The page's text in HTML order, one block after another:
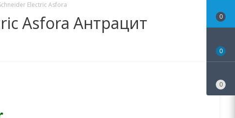
Electric Asfora
Asfora Антрацит 0
0
0